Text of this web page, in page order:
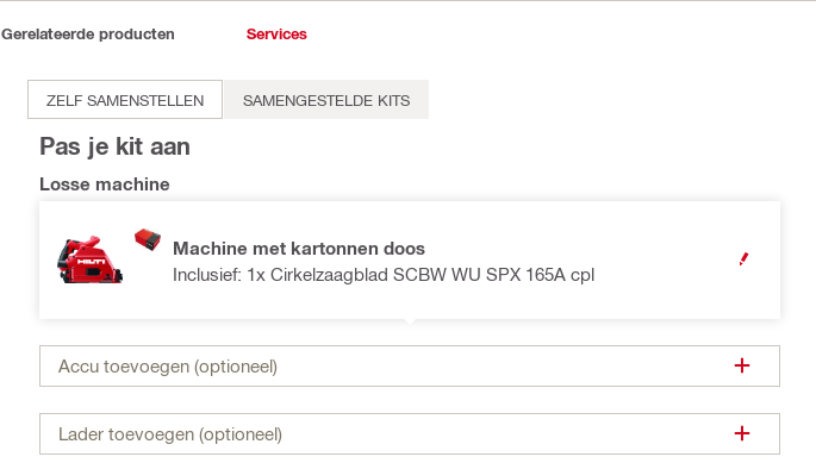
Gerelateerde producten Services
ZELF SAMENSTELLEN SAMENGESTELDE KITS
Pas je kit aan
Losse machine
Machine met kartonnen doos
Inclusief: 1x Cirkelzaagblad SCBW WU SPX 165A cpl
OPEN
Accu toevoegen (optioneel)
Lader toevoegen (optioneel)